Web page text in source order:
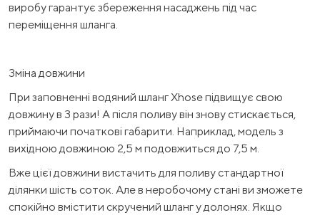
виробу гарантує збереження насаджень під час
переміщення шланга.
Зміна довжини
При заповненні водяний шланг Xhose підвищує свою
довжину в 3 рази! А після поливу він знову стискається,
приймаючи початкові габарити. Наприклад, модель з
вихідною довжиною 2,5 м подовжиться до 7,5 м.
Вже цієї довжини вистачить для поливу стандартної
ділянки шість соток. Але в неробочому стані ви зможете
спокійно вмістити скручений шланг у долонях. Якщо